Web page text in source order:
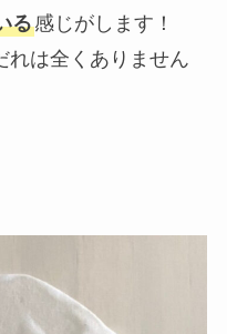
る感じがします！
れは全くありません